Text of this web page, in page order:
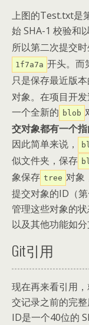
上图的Test.txt是
始 SHA-1 校验和
所以第二次提交
1f7a7a 开头。而
只是保存最近版
对象。在项目开
一个全新的 blob
交对象都有一个
因此简单来说，
似文件夹，保存
象保存 tree 对象
提交对象的ID（
管理这些对象的
以及其他功能如分
Git引用
现在再来看引用
交记录之前的完
ID是一个40位的